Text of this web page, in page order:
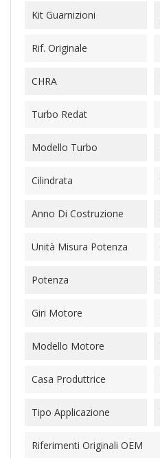
Kit Guarnizioni
Rif. Originale
CHRA
Turbo Redat
Modello Turbo
Cilindrata
Anno Di Costruzione
Unità Misura Potenza
Potenza
Giri Motore
Modello Motore
Casa Produttrice
Tipo Applicazione
Riferimenti Originali OEM